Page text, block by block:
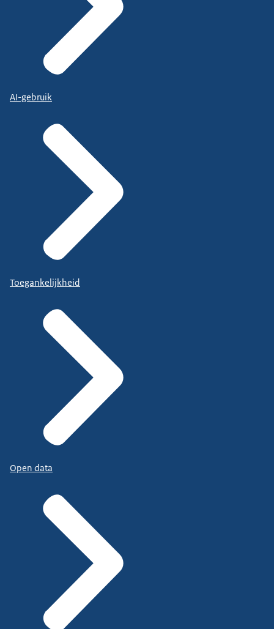
AI-gebruik
Toegankelijkheid
Open data